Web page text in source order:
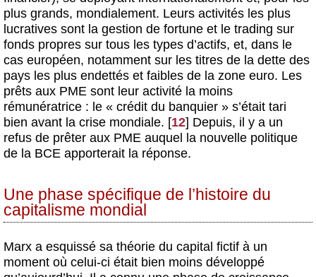
plus grands, mondialement. Leurs activités les plus
lucratives sont la gestion de fortune et le trading sur
fonds propres sur tous les types d’actifs, et, dans le
cas européen, notamment sur les titres de la dette des
pays les plus endettés et faibles de la zone euro. Les
prêts aux PME sont leur activité la moins
rémunératrice : le « crédit du banquier » s’était tari
bien avant la crise mondiale. [12] Depuis, il y a un
refus de prêter aux PME auquel la nouvelle politique
de la BCE apporterait la réponse.
Une phase spécifique de l’histoire du
capitalisme mondial
Marx a esquissé sa théorie du capital fictif à un
moment où celui-ci était bien moins développé